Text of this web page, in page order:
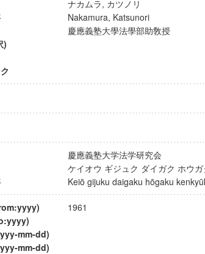
ー
ナカムラ, カツノリ
Nakamura, Katsunori
慶應義塾大學法學部助敎授
)
慶應義塾大学法学研究会
ケイオウ ギジュク ダイガク ホウ
Keiō gijuku daigaku hōgaku
1961
mm-dd)
mm-dd)